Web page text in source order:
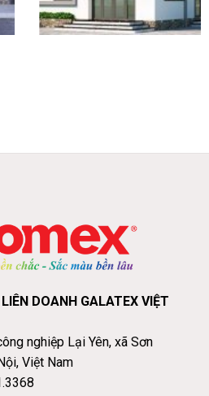
DOANH GALATEX VIỆT
nghiệp Lại Yên, xã Sơn
Việt Nam